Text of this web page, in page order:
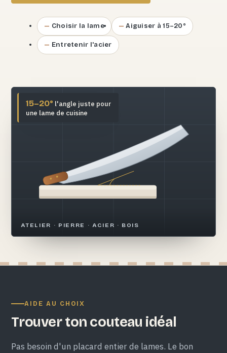
Choisir la lame Aiguiser à 15–20°
Entretenir l'acier
ATELIER · PIERRE · ACIER · BOIS
15–20° l'angle juste pour
une lame de cuisine
AIDE AU CHOIX
Trouver ton couteau idéal
Pas besoin d'un placard entier de lames. Le bon